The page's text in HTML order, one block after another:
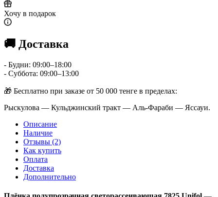
Хочу в подарок
🚚 Доставка
- Будни: 09:00–18:00
- Суббота: 09:00–13:00
🎁 Бесплатно при заказе от 50 000 тенге в пределах:
Рыскулова — Кульджинский тракт — Аль-Фараби — Яссауи.
Описание
Наличие
Отзывы (2)
Как купить
Оплата
Доставка
Дополнительно